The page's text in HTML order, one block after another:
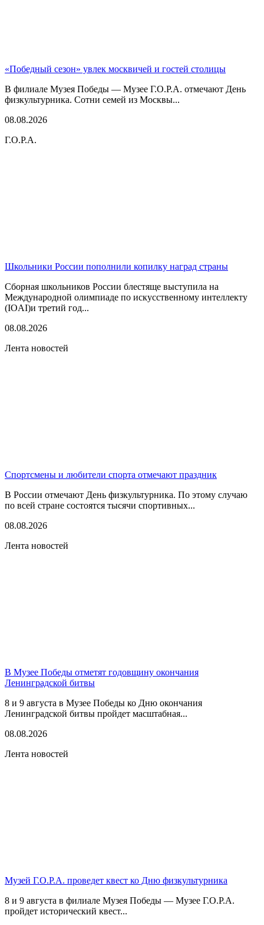
«Победный сезон» увлек москвичей и гостей столицы
В филиале Музея Победы — Музее Г.О.Р.А. отмечают День
физкультурника. Сотни семей из Москвы...
08.08.2026
Г.О.Р.А.
Школьники России пополнили копилку наград страны
Сборная школьников России блестяще выступила на
Международной олимпиаде по искусственному интеллекту
(IOAI)и третий год...
08.08.2026
Лента новостей
Спортсмены и любители спорта отмечают праздник
В России отмечают День физкультурника. По этому случаю
по всей стране состоятся тысячи спортивных...
08.08.2026
Лента новостей
В Музее Победы отметят годовщину окончания
Ленинградской битвы
8 и 9 августа в Музее Победы ко Дню окончания
Ленинградской битвы пройдет масштабная...
08.08.2026
Лента новостей
Музей Г.О.Р.А. проведет квест ко Дню физкультурника
8 и 9 августа в филиале Музея Победы — Музее Г.О.Р.А.
пройдет исторический квест...